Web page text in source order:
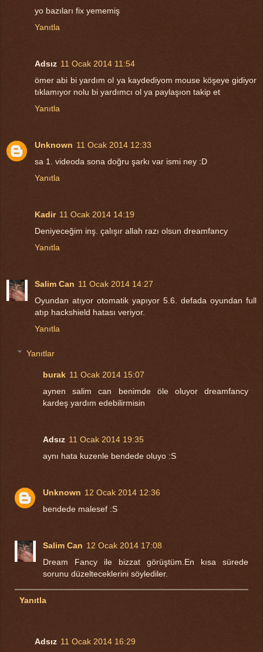
yo bazıları fix yememiş
Yanıtla
Adsız 11 Ocak 2014 11:54
ömer abi bi yardım ol ya kaydediyom mouse köşeye gidiyor
tıklamıyor nolu bi yardımcı ol ya paylaşıon takip et
Yanıtla
Unknown 11 Ocak 2014 12:33
sa 1. videoda sona doğru şarkı var ismi ney :D
Yanıtla
Kadir 11 Ocak 2014 14:19
Deniyeceğim inş. çalışır allah razı olsun dreamfancy
Yanıtla
Salim Can 11 Ocak 2014 14:27
Oyundan atıyor otomatik yapıyor 5.6. defada oyundan full
atıp hackshield hatası veriyor.
Yanıtla
Yanıtlar
burak 11 Ocak 2014 15:07
aynen salim can benimde öle oluyor dreamfancy
kardeş yardım edebilirmisin
Adsız 11 Ocak 2014 19:35
aynı hata kuzenle bendede oluyo :S
Unknown 12 Ocak 2014 12:36
bendede malesef :S
Salim Can 12 Ocak 2014 17:08
Dream Fancy ile bizzat görüştüm.En kısa sürede
sorunu düzelteceklerini söylediler.
Yanıtla
Adsız 11 Ocak 2014 16:29